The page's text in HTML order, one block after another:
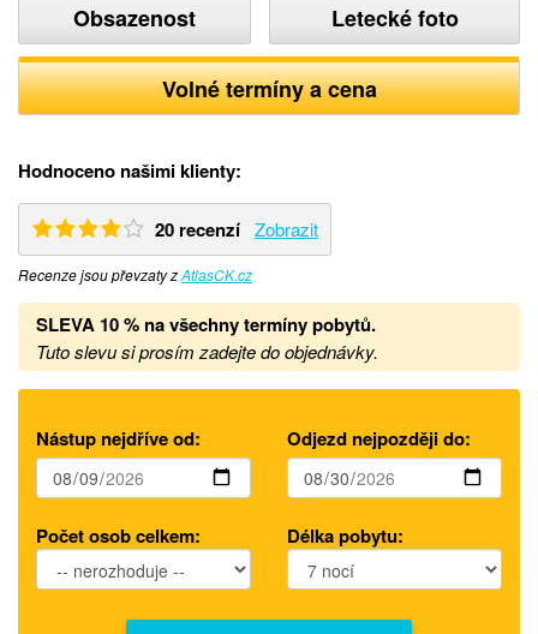
Obsazenost Letecké foto
Volné termíny a cena
Hodnoceno našimi klienty:
20 recenzí Zobrazit
Recenze jsou převzaty zAtlasCK.cz
SLEVA 10 % na všechny termíny pobytů.
Tuto slevu si prosím zadejte do objednávky.
Nástup nejdříve od: Odjezd nejpozději do:
Počet osob celkem: Délka pobytu: